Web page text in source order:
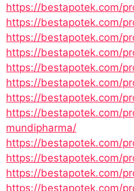
https://bestapotek.com/
https://bestapotek.com/
https://bestapotek.com/
https://bestapotek.com/
https://bestapotek.com/
https://bestapotek.com/
https://bestapotek.com/
https://bestapotek.com/
mundipharma/
https://bestapotek.com/
https://bestapotek.com/
https://bestapotek.com/
https://bestapotek.com/